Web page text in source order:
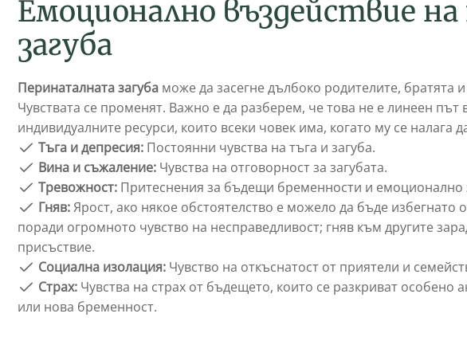
Емоционално въздействие
загуба
Перинаталната загуба може да засегне дълбоко родителите, братята
Чувствата се променят. Важно е да разберем, че това не е линеен път
индивидуалните ресурси, които всеки човек има, когато му се
Тъга и депресия: Постоянни чувства на тъга и загуба.
Вина и съжаление: Чувства на отговорност за загубата.
Тревожност: Притеснения за бъдещи бременности и емоционално
Гняв:Ярост, ако някое обстоятелство е можело да бъде избегнато
поради огромното чувство на несправедливост; гняв към другите
присъствие.
Социална изолация: Чувство на откъснатост от приятели и
Страх: Чувства на страх от бъдещето, които се разкриват
или нова бременност.